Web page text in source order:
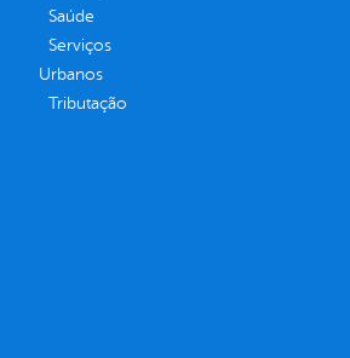
Saúde
Serviços
Urbanos
Tributação